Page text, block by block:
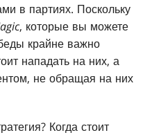
в партиях. Поскольку
, которые вы можете
крайне важно
нападать на них, а
не обращая на них
Когда стоит